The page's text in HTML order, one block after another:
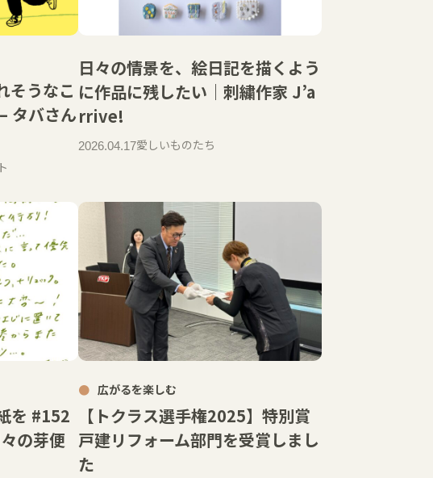
そうなこ
タバさん
日々の情景を、絵日記を描くよう
に作品に残したい｜刺繍作家 J’a
rrive!
2026.04.17愛しいものたち
を #152
の芽便
広がるを楽しむ
【トクラス選手権2025】特別賞
戸建リフォーム部門を受賞しまし
た